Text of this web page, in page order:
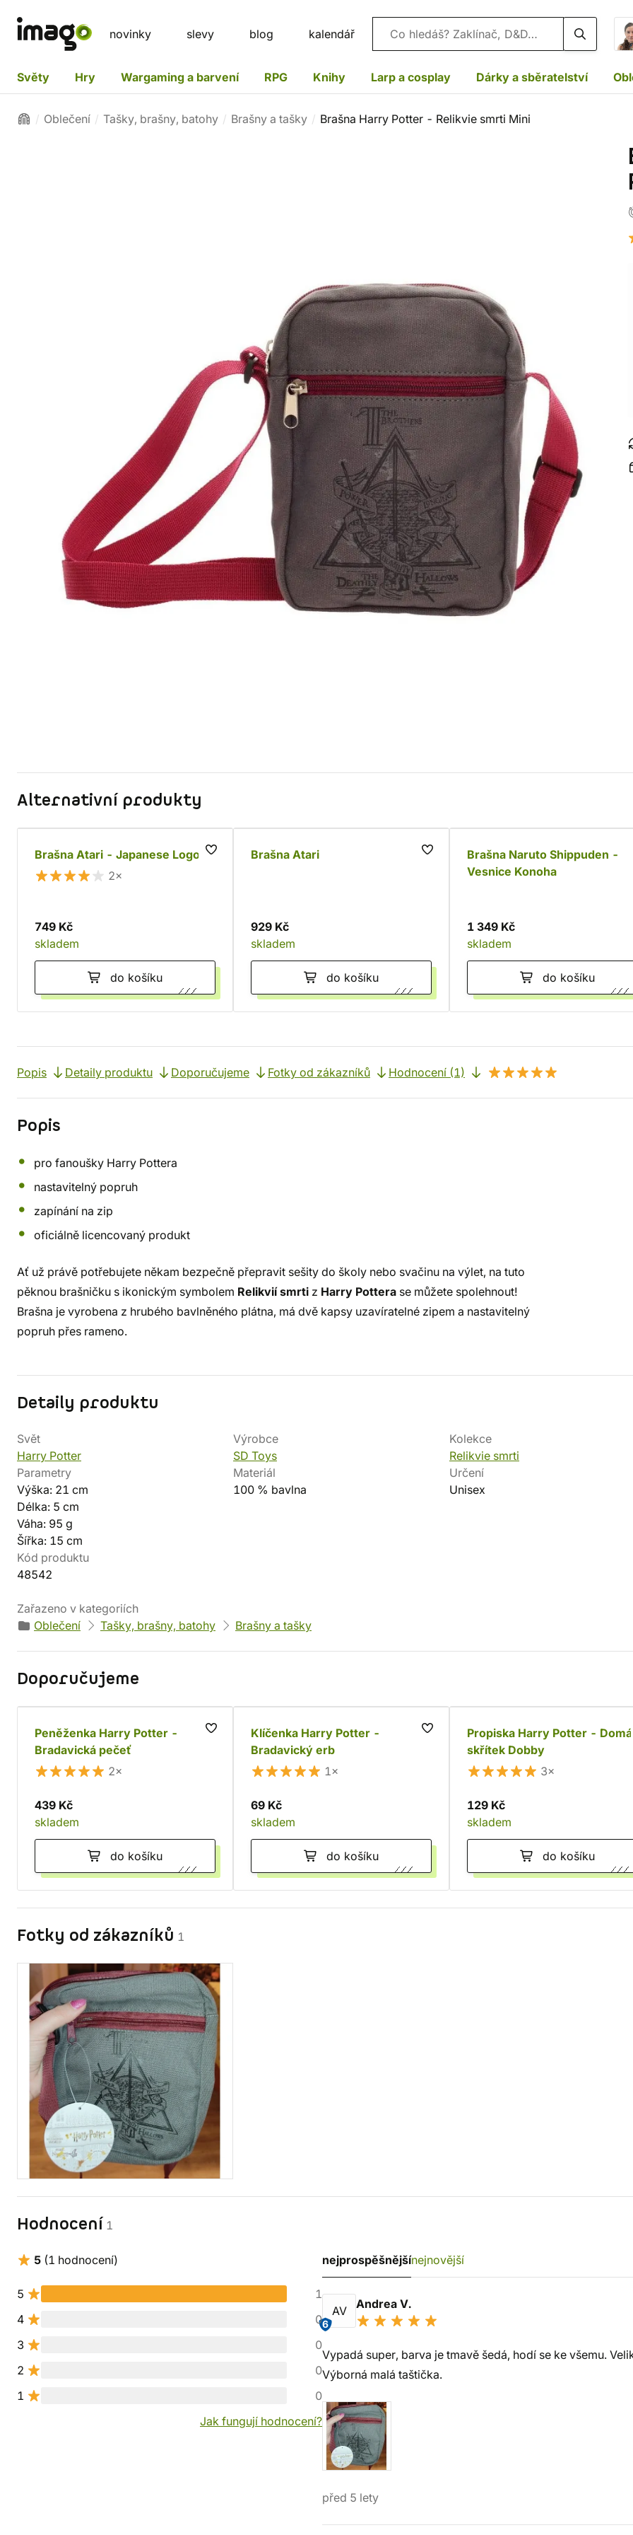
novinky slevy blog kalendář Vyhledávání
Světy Hry Wargaming a barvení RPG Knihy Larp a cosplay Dárky a sběratelství
Oblečení Tašky, brašny, batohy Brašny a tašky Brašna Harry Potter - Relikvie smrti Mini
Alternativní produkty
Brašna Atari - Japanese Logo
2×
749 Kč
skladem
do košíku
Brašna Atari
929 Kč
skladem
do košíku
Brašna Naruto Shippuden -
Vesnice Konoha
1 349 Kč
skladem
do košíku
Popis Detaily produktu Doporučujeme Fotky od zákazníků Hodnocení (1)
Popis
pro fanoušky Harry Pottera
nastavitelný popruh
zapínání na zip
oficiálně licencovaný produkt
Ať už právě potřebujete někam bezpečně přepravit sešity do školy nebo svačinu na výlet, na tuto
pěknou brašničku s ikonickým symbolem Relikvií smrti z Harry Pottera se můžete spolehnout!
Brašna je vyrobena z hrubého bavlněného plátna, má dvě kapsy uzavíratelné zipem a nastavitelný
popruh přes rameno.
Detaily produktu
Svět
Harry Potter
Výrobce
SD Toys
Kolekce
Relikvie smrti
Parametry
Výška: 21 cm
Délka: 5 cm
Váha: 95 g
Šířka: 15 cm
Materiál
100 % bavlna
Určení
Unisex
Kód produktu
48542
Zařazeno v kategoriích
Oblečení
Tašky, brašny, batohy Brašny a tašky
Doporučujeme
Peněženka Harry Potter -
Bradavická pečeť
2×
439 Kč
skladem
do košíku
Klíčenka Harry Potter -
Bradavický erb
1×
69 Kč
skladem
do košíku
Propiska Harry Potter -
skřítek Dobby
3×
129 Kč
skladem
do košíku
Fotky od zákazníků 1
Hodnocení 1
5 (1 hodnocení)
5
1
4
0
3
0
2
0
1
0
Jak fungují hodnocení?
nejprospěšnějšínejnovější
AV
6
Andrea V.
Vypadá super, barva je tmavě šedá, hodí se ke všemu.
Výborná malá taštička.
před 5 lety